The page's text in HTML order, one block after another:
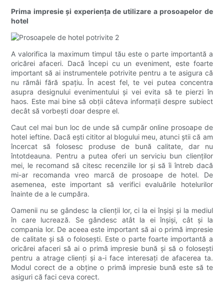
Prima impresie și experiența de utilizare a prosoapelor de
hotel
A valorifica la maximum timpul tău este o parte importantă a
oricărei afaceri. Dacă începi cu un eveniment, este foarte
important să ai instrumentele potrivite pentru a te asigura că
nu rămâi fără spațiu. În acest fel, te vei putea concentra
asupra designului evenimentului și vei evita să te pierzi în
haos. Este mai bine să obții câteva informații despre subiect
decât să vorbești doar despre el.
Caut cel mai bun loc de unde să cumpăr online prosoape de
hotel ieftine. Dacă ești cititor al blogului meu, atunci știi că am
încercat să folosesc produse de bună calitate, dar nu
întotdeauna. Pentru a putea oferi un serviciu bun clienților
mei, le recomand să citesc recenziile lor și să îi întreb dacă
mi-ar recomanda vreo marcă de prosoape de hotel. De
asemenea, este important să verifici evaluările hotelurilor
înainte de a le cumpăra.
Oamenii nu se gândesc la clienții lor, ci la ei înșiși și la mediul
în care lucrează. Se gândesc atât la ei înșiși, cât și la
compania lor. De aceea este important să ai o primă impresie
de calitate și să o folosești. Este o parte foarte importantă a
oricărei afaceri să ai o primă impresie bună și să o folosești
pentru a atrage clienți și a-i face interesați de afacerea ta.
Modul corect de a obține o primă impresie bună este să te
asiguri că faci ceva corect.